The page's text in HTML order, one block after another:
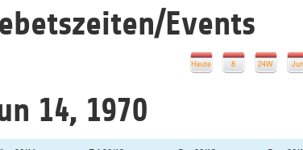
Events
Jun
24W
8
Heute
14, 1970